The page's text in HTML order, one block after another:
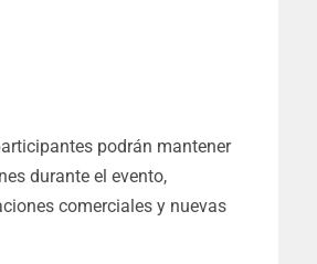
podrán mantener
durante el evento,
comerciales y nuevas